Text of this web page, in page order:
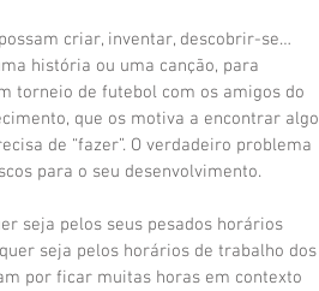
criar, inventar, descobrir-se…
história ou uma canção, para
torneio de futebol com os amigos do
que os motiva a encontrar algo
de “fazer”. O verdadeiro problema
para o seu desenvolvimento.
seja pelos seus pesados horários
seja pelos horários de trabalho dos
por ficar muitas horas em contexto